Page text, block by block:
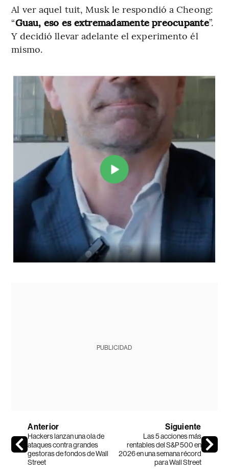
Al ver aquel tuit, Musk le respondió a Cheong:
“Guau, eso es extremadamente preocupante”.
Y decidió llevar adelante el experimento él
mismo.
PUBLICIDAD
Anterior
Hackers lanzan una ola de
ataques contra grandes
gestoras de fondos de Wall
Street
Siguiente
Las 5 acciones más
rentables del S&P 500 en
2026 en una semana récord
para Wall Street